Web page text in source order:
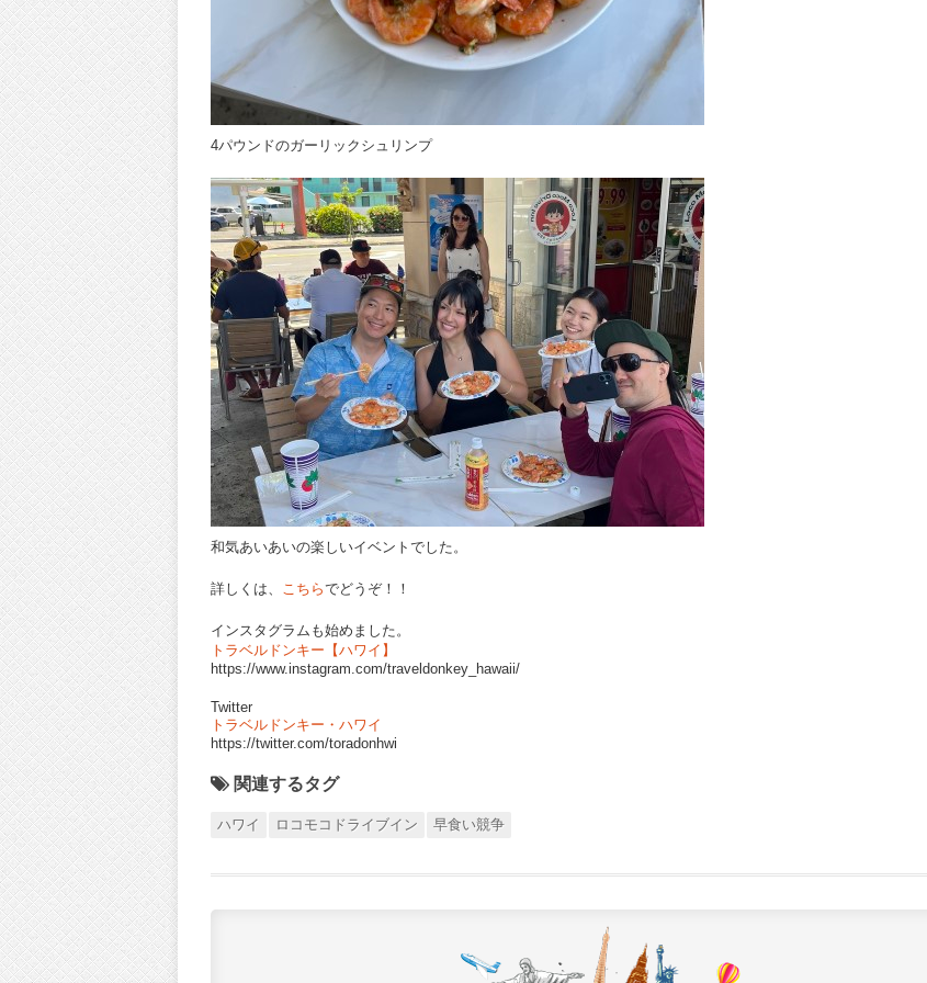
4パウンドのガーリックシュリンプ
和気あいあいの楽しいイベントでした。
詳しくは、 こちらでどうぞ！！
インスタグラムも始めました。
トラベルドンキー【ハワイ】
https://www.instagram.com/traveldonkey_hawaii/
Twitter
トラベルドンキー・ハワイ
https://twitter.com/toradonhwi
関連するタグ
ハワイ ロコモコドライブイン 早食い競争